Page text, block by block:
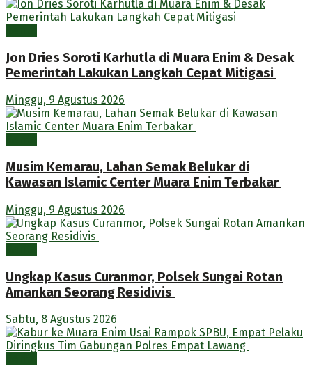
Jon Dries Soroti Karhutla di Muara Enim & Desak
Pemerintah Lakukan Langkah Cepat Mitigasi
Minggu, 9 Agustus 2026
Musim Kemarau, Lahan Semak Belukar di
Kawasan Islamic Center Muara Enim Terbakar
Minggu, 9 Agustus 2026
Ungkap Kasus Curanmor, Polsek Sungai Rotan
Amankan Seorang Residivis
Sabtu, 8 Agustus 2026